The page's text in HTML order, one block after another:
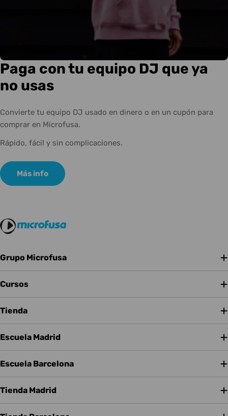
Paga con tu equipo DJ que ya
no usas
Convierte tu equipo DJ usado en dinero o en un cupón para
comprar en Microfusa.
Rápido, fácil y sin complicaciones.
Más info
Grupo Microfusa
Cursos
Tienda
Escuela Madrid
Escuela Barcelona
Tienda Madrid